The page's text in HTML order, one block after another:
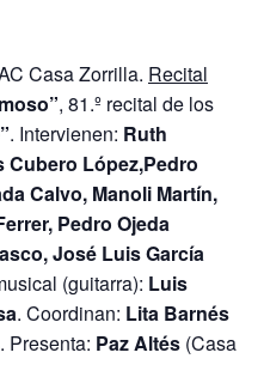
Casa Zorrilla. Recital
, 81.º recital de los
. Intervienen: Ruth
Cubero López,Pedro
Calvo, Manoli Martín,
Pedro Ojeda
José Luis García
(guitarra): Luis
. Coordinan: Lita Barnés
. Presenta: Paz Altés (Casa